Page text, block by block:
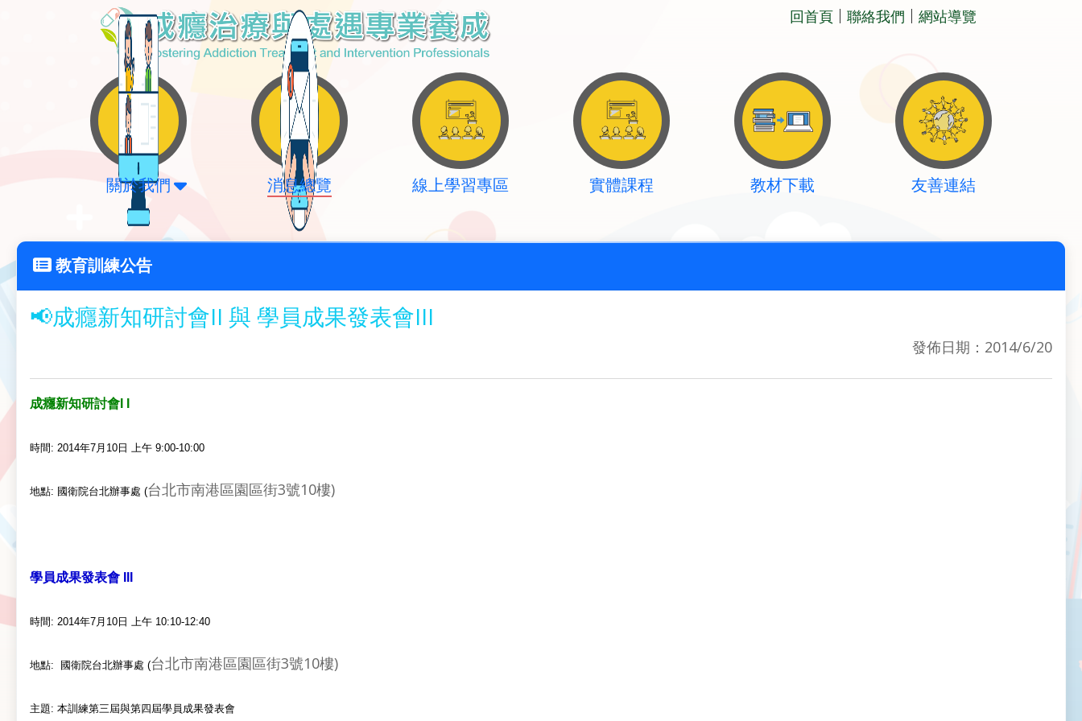
回首頁 聯絡我們 網站導覽
關於我們 消息總覽 線上學習專區 實體課程 教材下載 友善連結
教育訓練公告
📢成癮新知研討會II 與 學員成果發表會III
發佈日期：2014/6/20
成癮新知研討會I I
時間: 2014年7月10日 上午 9:00-10:00
地點: 國衛院台北辦事處 (台北市南港區園區街3號10樓)
學員成果發表會 III
時間: 2014年7月10日 上午 10:10-12:40
地點: 國衛院台北辦事處 (台北市南港區園區街3號10樓)
主題: 本訓練第三屆與第四屆學員成果發表會